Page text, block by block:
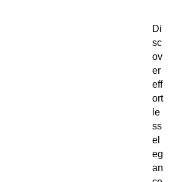
Di
sc
ov
er
eff
ort
le
ss
el
eg
an